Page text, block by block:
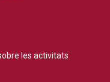
les activitats